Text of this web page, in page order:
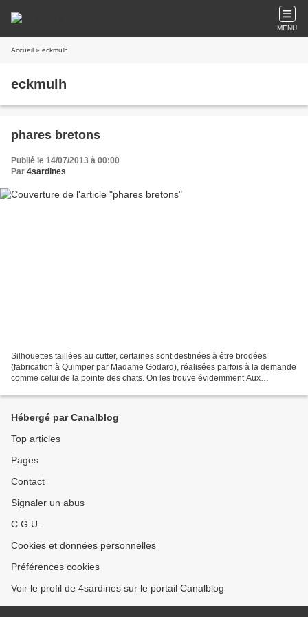
MENU
Accueil » eckmulh
eckmulh
phares bretons
Publié le 14/07/2013 à 00:00
Par 4sardines
Silhouettes taillées au cutter, certaines sont destinées à être brodées
(fabrication à Quimper par Madame Godard), réalisées parfois à la demande
comme celui de la pointe des chats. On les trouve évidemment Aux
Hébergé par Canalblog
Top articles
Pages
Contact
Signaler un abus
C.G.U.
Cookies et données personnelles
Préférences cookies
Voir le profil de 4sardines sur le portail Canalblog